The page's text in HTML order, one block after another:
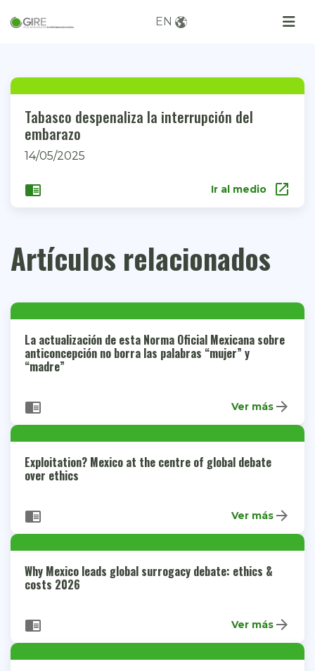
EN
Tabasco despenaliza la interrupción del
embarazo
14/05/2025
chrome_reader_mode Ir al medio open_in_new
Artículos relacionados
La actualización de esta Norma Oficial Mexicana sobre
anticoncepción no borra las palabras “mujer” y
“madre”
chrome_reader_mode Ver más arrow_forward
Exploitation? Mexico at the centre of global debate
over ethics
chrome_reader_mode Ver más arrow_forward
Why Mexico leads global surrogacy debate: ethics &
costs 2026
chrome_reader_mode Ver más arrow_forward